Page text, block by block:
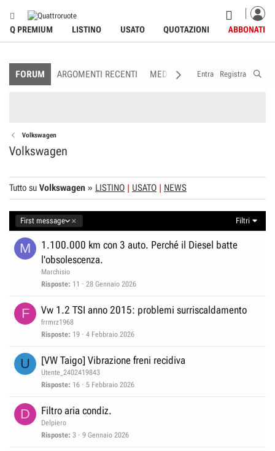
Q PREMIUM LISTINO USATO QUOTAZIONI ABBONATI
FORUM ARGOMENTI RECENTI MEDIA MEMBRI
Entra Registra
Volkswagen
Volkswagen
Tutto su Volkswagen » LISTINO USATO NEWS
First message
D
i
s
c
n
Filtri
M
1.100.000 km con 3 auto. Perché il Diesel batte
l'obsolescenza.
Marchisio
Risposte 11 28 Gennaio 2026
F Vw 1.2 TSI anno 2015: problemi surriscaldamento
frrmrz1968
Risposte 19 4 Febbraio 2026
U [VW Taigo] Vibrazione freni recidiva
Utente_2402419843
Risposte 16 5 Febbraio 2026
D Filtro aria condiz.
Delpiero
Risposte 3 9 Gennaio 2026